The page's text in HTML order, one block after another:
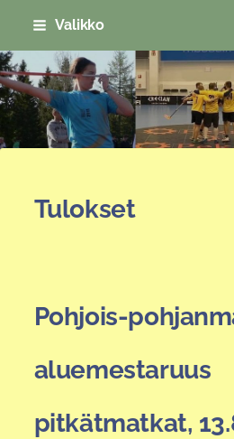
Siirry
sivun
sisältöön
Valikko
Tulokset
Pohjois-
aluemestaruus
pitkätmatkat,